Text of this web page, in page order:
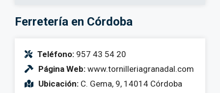
Ferretería en Córdoba
Teléfono: 957 43 54 20
Página Web: www.tornilleriagranadal.com
Ubicación: C. Gema, 9, 14014 Córdoba